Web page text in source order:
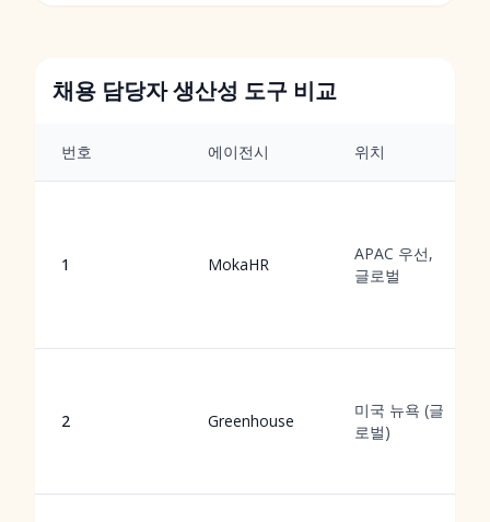
채용 담당자 생산성 도구 비교
번호 에이전시 위치
1 MokaHR
APAC 우선,
글로벌
2 Greenhouse
미국 뉴욕 (글
로벌)